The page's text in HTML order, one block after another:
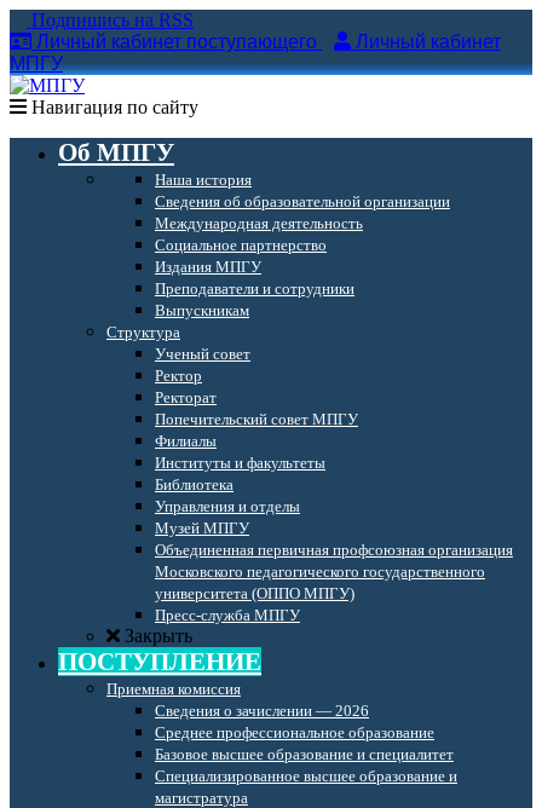
Подпишись на RSS
Личный кабинет поступающего
Личный кабинет
МПГУ
Навигация по сайту
Об МПГУ
Наша история
Сведения об образовательной организации
Международная деятельность
Социальное партнерство
Издания МПГУ
Преподаватели и сотрудники
Выпускникам
Структура
Ученый совет
Ректор
Ректорат
Попечительский совет МПГУ
Филиалы
Институты и факультеты
Библиотека
Управления и отделы
Музей МПГУ
Объединенная первичная профсоюзная организация
Московского педагогического государственного
университета (ОППО МПГУ)
Пресс-служба МПГУ
Закрыть
ПОСТУПЛЕНИЕ
Приемная комиссия
Сведения о зачислении — 2026
Среднее профессиональное образование
Базовое высшее образование и специалитет
Специализированное высшее образование и
магистратура